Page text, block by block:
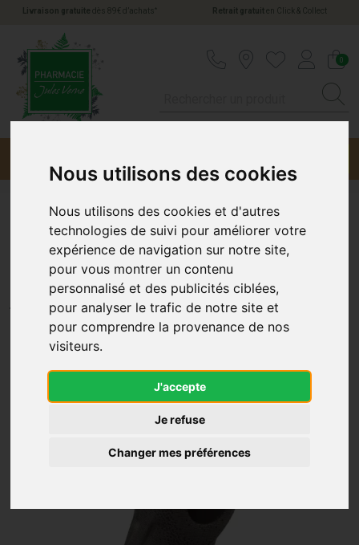
Nous utilisons des cookies
Nous utilisons des cookies et d'autres
technologies de suivi pour améliorer votre
expérience de navigation sur notre site,
pour vous montrer un contenu
personnalisé et des publicités ciblées,
pour analyser le trafic de notre site et
pour comprendre la provenance de nos
visiteurs.
J'accepte
Je refuse
Changer mes préférences
Livraison gratuite dès 89€ d’achats * Retrait gratuiten Click & Collect
0
Genouil Donjoy Rotulax 54-
57Cm T6
DONJOY